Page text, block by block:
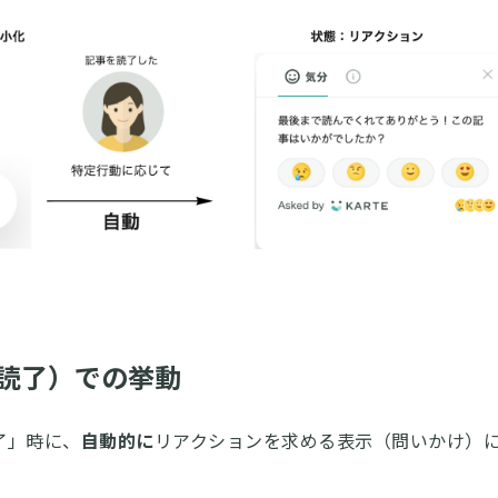
了）での挙動
時に、 自動的に リアクションを求める表示（問いかけ）